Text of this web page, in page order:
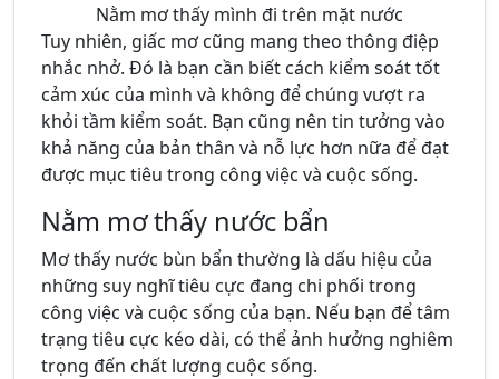
Nằm mơ thấy mình đi trên mặt nước
Tuy nhiên, giấc mơ cũng mang theo thông điệp
nhắc nhở. Đó là bạn cần biết cách kiểm soát tốt
cảm xúc của mình và không để chúng vượt ra
khỏi tầm kiểm soát. Bạn cũng nên tin tưởng vào
khả năng của bản thân và nỗ lực hơn nữa để đạt
được mục tiêu trong công việc và cuộc sống.
Nằm mơ thấy nước bẩn
Mơ thấy nước bùn bẩn thường là dấu hiệu của
những suy nghĩ tiêu cực đang chi phối trong
công việc và cuộc sống của bạn. Nếu bạn để tâm
trạng tiêu cực kéo dài, có thể ảnh hưởng nghiêm
trọng đến chất lượng cuộc sống.